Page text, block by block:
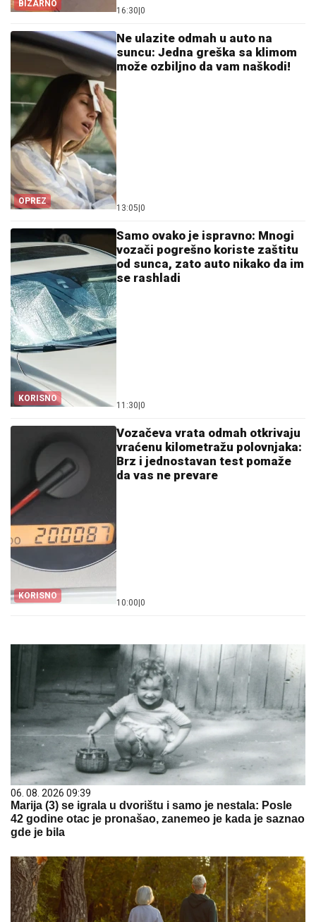
BIZARNO
16:30 0
OPREZ
Ne ulazite odmah u auto na
suncu: Jedna greška sa klimom
može ozbiljno da vam naškodi!
13:05 0
KORISNO
Samo ovako je ispravno: Mnogi
vozači pogrešno koriste zaštitu
od sunca, zato auto nikako da im
se rashladi
11:30 0
KORISNO
Vozačeva vrata odmah otkrivaju
vraćenu kilometražu polovnjaka:
Brz i jednostavan test pomaže
da vas ne prevare
10:00 0
06. 08. 2026 09:39
Marija (3) se igrala u dvorištu i samo je nestala: Posle
42 godine otac je pronašao, zanemeo je kada je saznao
gde je bila